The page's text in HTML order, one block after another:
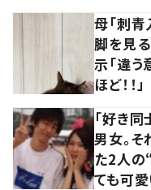
母「刺青
脚を見
示「違う
ほど！！」
「好き
男女。
た2人
ても可愛